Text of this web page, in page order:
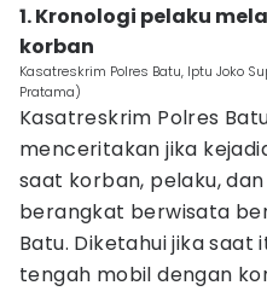
1. Kronologi pelaku
korban
Kasatreskrim Polres Batu, Iptu Joko
Pratama)
Kasatreskrim Polres
menceritakan jika
saat korban, pelaku,
berangkat berwisata
Batu. Diketahui jika saat
tengah mobil dengan